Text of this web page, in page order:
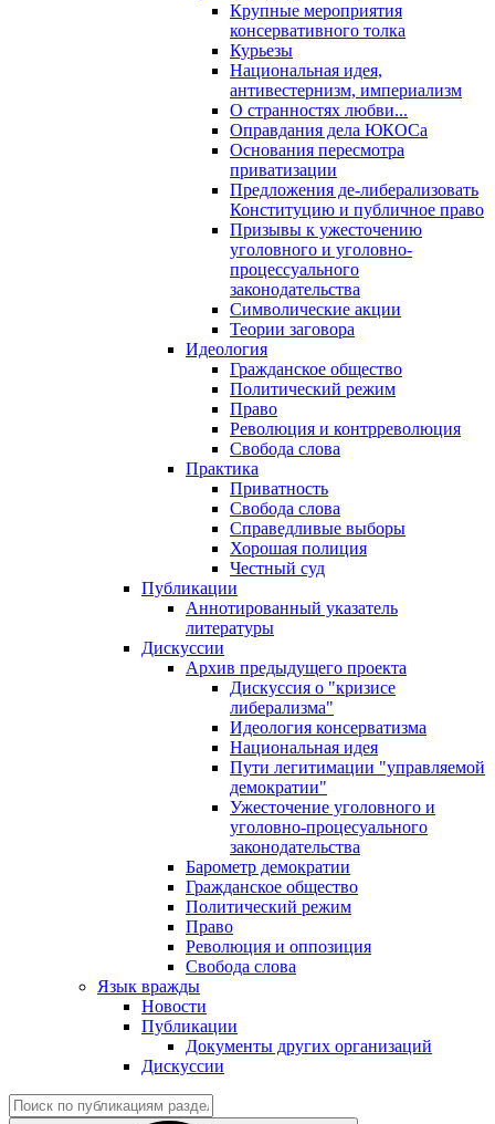
Крупные мероприятия
консервативного толка
Курьезы
Национальная идея,
антивестернизм, империализм
О странностях любви...
Оправдания дела ЮКОСа
Основания пересмотра
приватизации
Предложения де-либерализовать
Конституцию и публичное право
Призывы к ужесточению
уголовного и уголовно-
процессуального
законодательства
Символические акции
Теории заговора
Идеология
Гражданское общество
Политический режим
Право
Революция и контрреволюция
Свобода слова
Практика
Приватность
Свобода слова
Справедливые выборы
Хорошая полиция
Честный суд
Публикации
Аннотированный указатель
литературы
Дискуссии
Архив предыдущего проекта
Дискуссия о "кризисе
либерализма"
Идеология консерватизма
Национальная идея
Пути легитимации "управляемой
демократии"
Ужесточение уголовного и
уголовно-процесуального
законодательства
Барометр демократии
Гражданское общество
Политический режим
Право
Революция и оппозиция
Свобода слова
Язык вражды
Новости
Публикации
Документы других организаций
Дискуссии